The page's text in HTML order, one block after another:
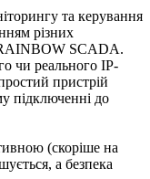
та керування
різних
RAINBOW SCADA.
чи реального IP-
пристрій
підключенні до
(скоріше на
а безпека